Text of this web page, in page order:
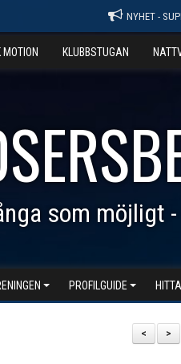
NYHET -
MOTION KLUBBSTUGAN
som möjligt
PROFILGUIDE
>
<